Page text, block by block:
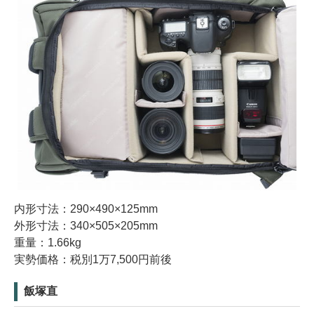
内形寸法：290×490×125mm
外形寸法：340×505×205mm
重量：1.66kg
実勢価格：税別1万7,500円前後
飯塚直